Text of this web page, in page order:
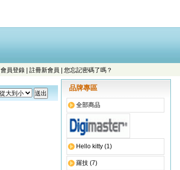
會員登錄| 註冊新會員 您忘記密碼了嗎？
品牌專區
全部商品
Hello kitty (1)
羅技 (7)